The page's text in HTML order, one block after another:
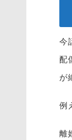
今
配
が
例
離